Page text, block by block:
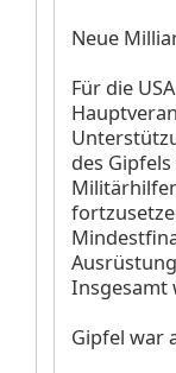
Neue
Für die
des
Insgesamt
Gipfel war